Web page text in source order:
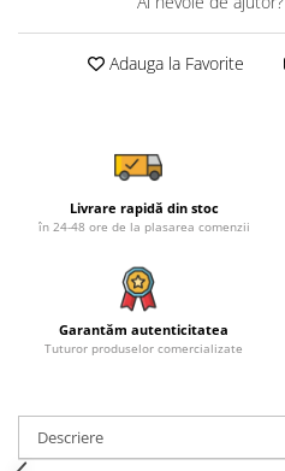
Adauga la Favorite
Livrare rapidă din stoc
în 24-48 ore de la plasarea comenzii
Garantăm autenticitatea
Tuturor produselor comercializate
Descriere